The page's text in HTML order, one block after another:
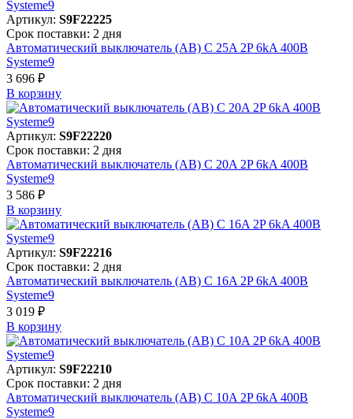
Артикул: S9F22225
Срок поставки: 2 дня
Автоматический выключатель (АВ) C 25A 2P 6kA 400В
Systeme9
3 696 ₽
В корзинy
Артикул: S9F22220
Срок поставки: 2 дня
Автоматический выключатель (АВ) C 20A 2P 6kA 400В
Systeme9
3 586 ₽
В корзинy
Артикул: S9F22216
Срок поставки: 2 дня
Автоматический выключатель (АВ) C 16A 2P 6kA 400В
Systeme9
3 019 ₽
В корзинy
Артикул: S9F22210
Срок поставки: 2 дня
Автоматический выключатель (АВ) C 10A 2P 6kA 400В
Systeme9